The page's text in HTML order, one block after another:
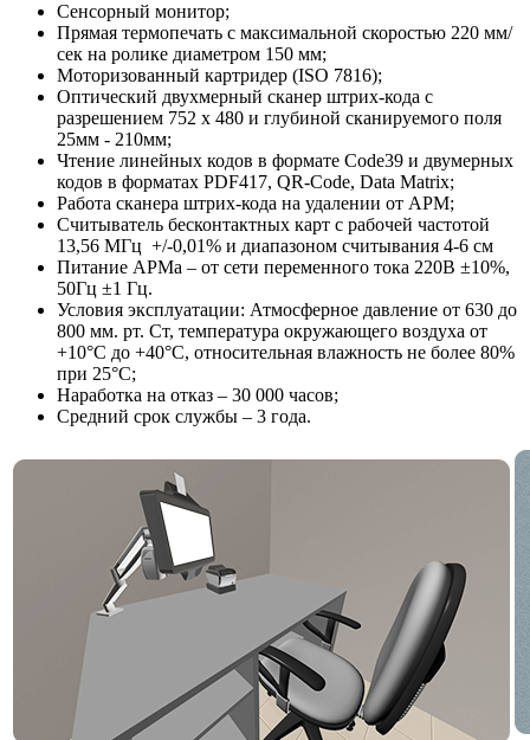
Сенсорный монитор;
Прямая термопечать с максимальной скоростью 220 мм/
сек на ролике диаметром 150 мм;
Моторизованный картридер (ISO 7816);
Оптический двухмерный сканер штрих-кода с
разрешением 752 х 480 и глубиной сканируемого поля
25мм - 210мм;
Чтение линейных кодов в формате Code39 и двумерных
кодов в форматах PDF417, QR-Code, Data Matrix;
Работа сканера штрих-кода на удалении от АРМ;
Считыватель бесконтактных карт с рабочей частотой
13,56 МГц +/-0,01% и диапазоном считывания 4-6 см
Питание АРМа – от сети переменного тока 220В ±10%,
50Гц ±1 Гц.
Условия эксплуатации: Атмосферное давление от 630 до
800 мм. рт. Ст, температура окружающего воздуха от
+10°С до +40°С, относительная влажность не более 80%
при 25°С;
Наработка на отказ – 30 000 часов;
Средний срок службы – 3 года.